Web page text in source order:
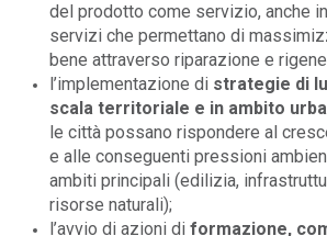
del prodotto come servizio, anche
servizi che permettano di
bene attraverso riparazione e
l’implementazione di strategie di
scala territoriale e in ambito
le città possano rispondere al
e alle conseguenti pressioni
ambiti principali (edilizia,
risorse naturali);
l’avvio di azioni di formazione,